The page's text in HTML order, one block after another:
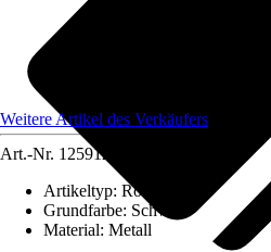
Weitere Artikel des Verkäufers
Art.-Nr. 12591254
Artikeltyp: Rosenbogen
Grundfarbe: Schwarz
Material: Metall